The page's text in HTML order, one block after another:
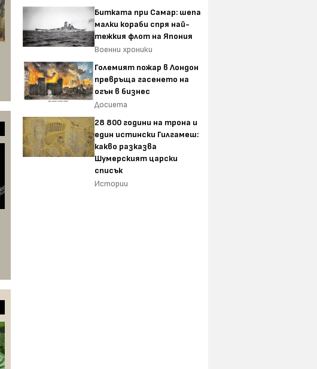
6-те музикални събития на
август
Битката при Самар: шепа
малки кораби спря най-
тежкия флот на Япония
Военни хроники
Големият пожар в Лондон
превръща гасенето на
огън в бизнес
Досиета
28 800 години на трона и
един истински Гилгамеш:
какво разказва
Шумерският царски
списък
Истории